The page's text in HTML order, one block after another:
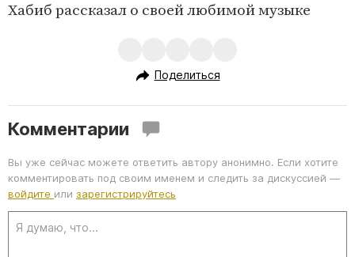
Хабиб рассказал о своей любимой музыке
Поделиться
Комментарии
Вы уже сейчас можете ответить автору анонимно. Если хотите
комментировать под своим именем и следить за дискуссией —
войдите или зарегистрируйтесь